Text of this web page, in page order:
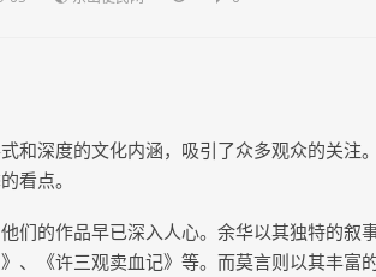
和深度的文化内涵，吸引了众多观众的关注
看点。
们的作品早已深入人心。余华以其独特的叙
、《许三观卖血记》等。而莫言则以其丰富